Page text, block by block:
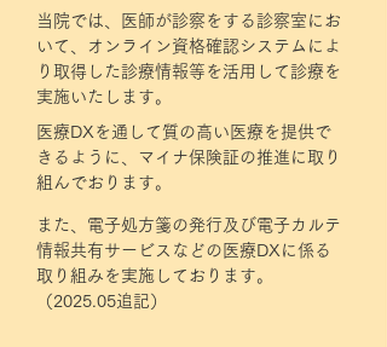
当院では、医師が診察をする診察室にお
いて、オンライン資格確認システムによ
り取得した診療情報等を活用して診療を
実施いたします。
医療DXを通して質の高い医療を提供で
きるように、マイナ保険証の推進に取り
組んでおります。
また、電子処方箋の発行及び電子カルテ
情報共有サービスなどの医療DXに係る
取り組みを実施しております。
（2025.05追記）